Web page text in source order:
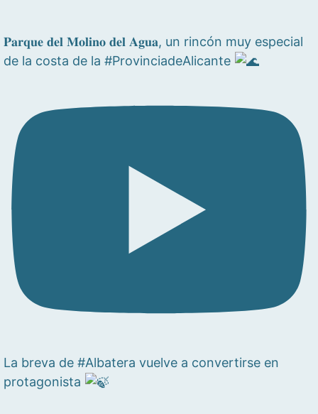
𝐏𝐚𝐫𝐪𝐮𝐞 𝐝𝐞𝐥 𝐌𝐨𝐥𝐢𝐧𝐨 𝐝𝐞𝐥 𝐀𝐠𝐮𝐚, un rincón muy especial
de la costa de la #ProvinciadeAlicante
La breva de #Albatera vuelve a convertirse en
protagonista